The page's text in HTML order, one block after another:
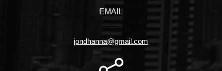
EMAIL
jondhanna@gmail.com